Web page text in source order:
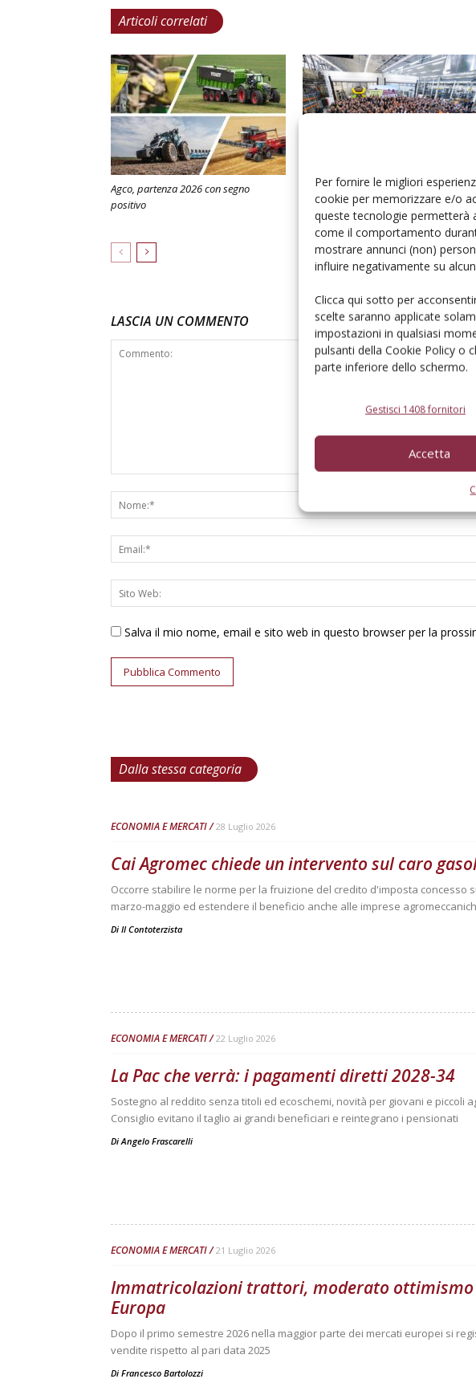
Per fornire le migliori
cookie per memorizzare e/o
queste tecnologie permetterà
come il comportamento
mostrare annunci (non)
influire negativamente su
Clicca qui sotto per
scelte saranno applicate
impostazioni in qualsiasi
pulsanti della Cookie Policy o
parte inferiore dello schermo.
Gestisci 1408 fornitori
Accetta
Articoli correlati
Agco, partenza 2026 con segno
positivo
Claas amplia la capacità di
assemblaggio delle rotopresse a Metz-
Woippy
LASCIA UN COMMENTO
Salva il mio nome, email e sito web in questo browser per la
Dalla stessa categoria
ECONOMIA E MERCATI 28 Luglio 2026
Cai Agromec chiede un intervento sul caro
Occorre stabilire le norme per la fruizione del credito d'imposta concesso
marzo-maggio ed estendere il beneficio anche alle imprese
Di Il Contoterzista
ECONOMIA E MERCATI 22 Luglio 2026
La Pac che verrà: i pagamenti diretti 2028-34
Sostegno al reddito senza titoli ed ecoschemi, novità per giovani e piccoli
Consiglio evitano il taglio ai grandi beneficiari e reintegrano i pensionati
DiAngelo Frascarelli
ECONOMIA E MERCATI 21 Luglio 2026
Immatricolazioni trattori, moderato
Europa
Dopo il primo semestre 2026 nella maggior parte dei mercati europei si
vendite rispetto al pari data 2025
Di Francesco Bartolozzi